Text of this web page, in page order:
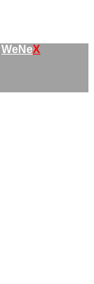
WeNeX